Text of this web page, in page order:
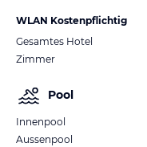
WLAN Kostenpflichtig
Gesamtes Hotel
Zimmer
Pool
Innenpool
Aussenpool